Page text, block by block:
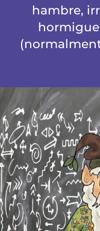
hambre,